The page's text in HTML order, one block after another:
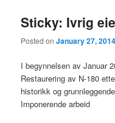
Sticky: Ivrig
Posted onJanuary 27, 2014
I begynnelsen av Januar
Restaurering av N-180
historikk og
Imponerende arbeid